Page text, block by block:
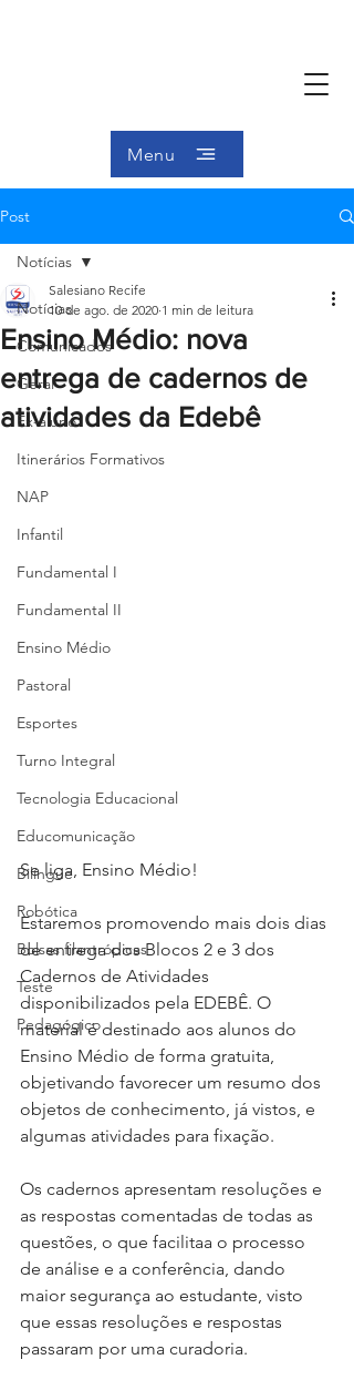
Menu
Post
Notícias
Comunicados
Geral
Ex-aluno
Itinerários Formativos
NAP
Infantil
Fundamental I
Fundamental II
Ensino Médio
Pastoral
Esportes
Turno Integral
Tecnologia Educacional
Educomunicação
Bilíngue
Robótica
Bolsas filantrópicas
Teste
Pedagógico
Notícias
Ensino Médio: nova
entrega de cadernos de
atividades da Edebê
Salesiano Recife
10 de ago. de 2020 1 min de leitura
Se liga, Ensino Médio!⁣⁣
Estaremos promovendo mais dois dias
de entrega dos Blocos 2 e 3 dos
Cadernos de Atividades
disponibilizados pela EDEBÊ. O
material é destinado aos alunos do
Ensino Médio de forma gratuita,
objetivando favorecer um resumo dos
objetos de conhecimento, já vistos, e
algumas atividades para fixação. ⁣⁣
Os cadernos apresentam resoluções e
as respostas comentadas de todas as
questões, o que facilitaa o processo
de análise e a conferência, dando
maior segurança ao estudante, visto
que essas resoluções e respostas
passaram por uma curadoria.⁣⁣